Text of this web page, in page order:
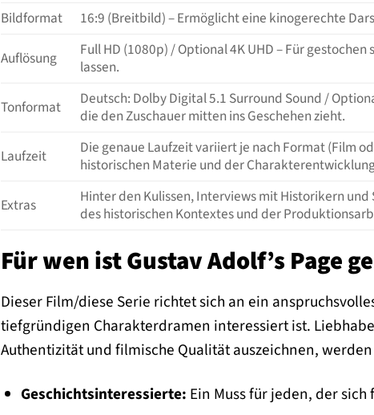
Bildformat
16:9 (Breitbild) – Ermöglicht eine kinogerechte
Auflösung
Full HD (1080p) / Optional 4K UHD – Für
lassen.
Tonformat
Deutsch: Dolby Digital 5.1 Surround Sound /
die den Zuschauer mitten ins Geschehen zieht.
Laufzeit
Die genaue Laufzeit variiert je nach Format (Film
historischen Materie und der
Extras
Hinter den Kulissen, Interviews mit Historikern
des historischen Kontextes und der
Für wen ist Gustav Adolf’s Page
Dieser Film/diese Serie richtet sich an ein
tiefgründigen Charakterdramen interessiert ist.
Authentizität und filmische Qualität auszeichnen, werden
Geschichtsinteressierte: Ein Muss für jeden, der